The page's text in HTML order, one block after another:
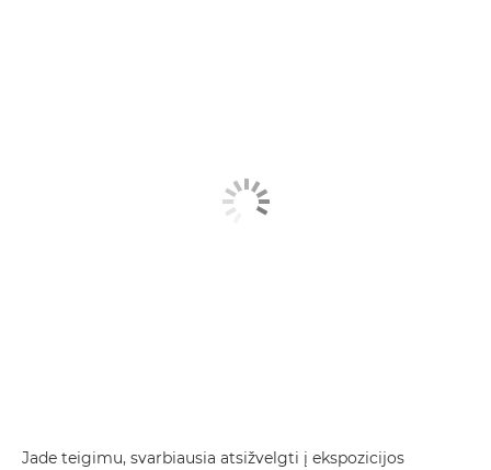
Jade teigimu, svarbiausia atsižvelgti į ekspozicijos